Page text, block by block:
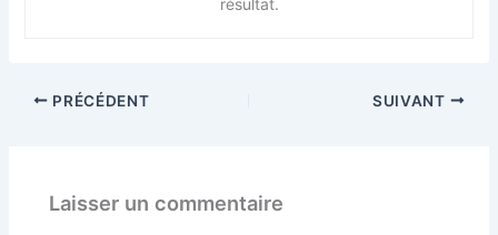
résultat.
PRÉCÉDENT SUIVANT
Laisser un commentaire